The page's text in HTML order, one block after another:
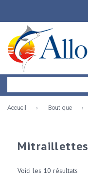
Accueil › Boutique ›
Mitraillettes
Voici les 10 résultats